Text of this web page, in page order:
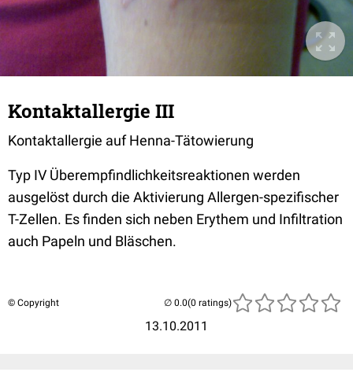
Kontaktallergie III
Kontaktallergie auf Henna-Tätowierung
Typ IV Überempfindlichkeitsreaktionen werden
ausgelöst durch die Aktivierung Allergen-spezifischer
T-Zellen. Es finden sich neben Erythem und Infiltration
auch Papeln und Bläschen.
© Copyright
13.10.2011
(0 ratings)